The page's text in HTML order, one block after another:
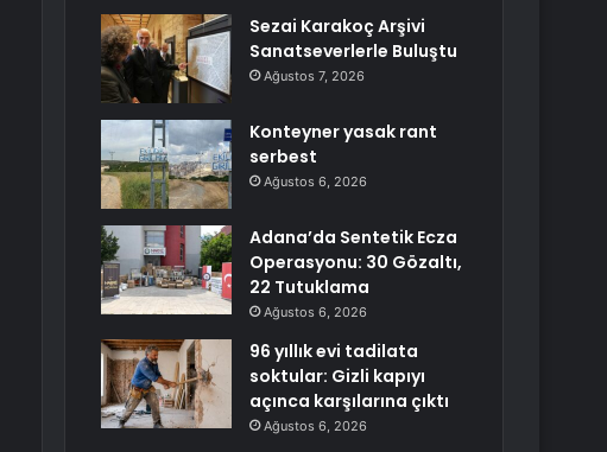
Sezai Karakoç Arşivi
Sanatseverlerle Buluştu
Ağustos 7, 2026
Konteyner yasak rant
serbest
Ağustos 6, 2026
Adana’da Sentetik Ecza
Operasyonu: 30 Gözaltı,
22 Tutuklama
Ağustos 6, 2026
96 yıllık evi tadilata
soktular: Gizli kapıyı
açınca karşılarına çıktı
Ağustos 6, 2026